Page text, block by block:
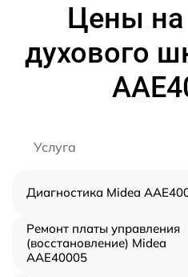
Цены
духового
Услуга
Диагностика Midea
Ремонт платы управления
(восстановление) Midea
AAE40005